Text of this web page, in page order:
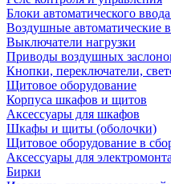
Блоки автоматического
Воздушные автоматические
Выключатели нагрузки
Приводы воздушных
Кнопки, переключатели,
Щитовое оборудование
Корпуса шкафов и щитов
Аксессуары для шкафов
Шкафы и щиты (оболочки)
Щитовое оборудование в
Аксессуары для
Бирки